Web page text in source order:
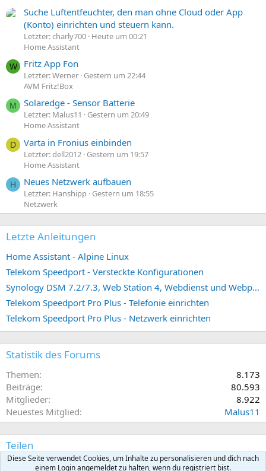
Suche Luftentfeuchter, den man ohne Cloud oder App
(Konto) einrichten und steuern kann.
Letzter: charly700 Heute um 00:21
Home Assistant
W Fritz App Fon
Letzter: Werner Gestern um 22:44
AVM Fritz!Box
M Solaredge - Sensor Batterie
Letzter: Malus11
Gestern um 20:49
Home Assistant
D Varta in Fronius einbinden
Letzter: dell2012 Gestern um 19:57
Home Assistant
H Neues Netzwerk aufbauen
Letzter: Hanshipp Gestern um 18:55
Netzwerk
Letzte Anleitungen
Home Assistant - Alpine Linux
Telekom Speedport - Versteckte Konfigurationen
Synology DSM 7.2/7.3, Web Station 4, Webdienst und Webportal erstellen (ehemals vHost)
Telekom Speedport Pro Plus - Telefonie einrichten
Telekom Speedport Pro Plus - Netzwerk einrichten
Statistik des Forums
Themen
8.173
Beiträge
80.593
Mitglieder
8.922
Neuestes Mitglied
Malus11
Teilen
E-MailLink
Diese Seite verwendet Cookies, um Inhalte zu personalisieren und dich nach
einem Login angemeldet zu halten, wenn du registriert bist.